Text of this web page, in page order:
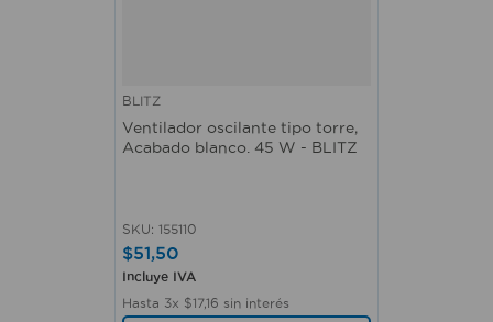
BLITZ
Ventilador oscilante tipo torre,
Acabado blanco. 45 W - BLITZ
SKU: 155110
$51,50
Incluye IVA
Hasta 3x $17,16 sin interés